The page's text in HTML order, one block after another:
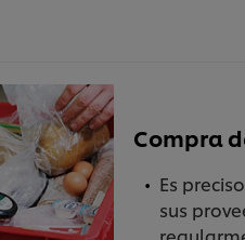
Compra
Es
sus